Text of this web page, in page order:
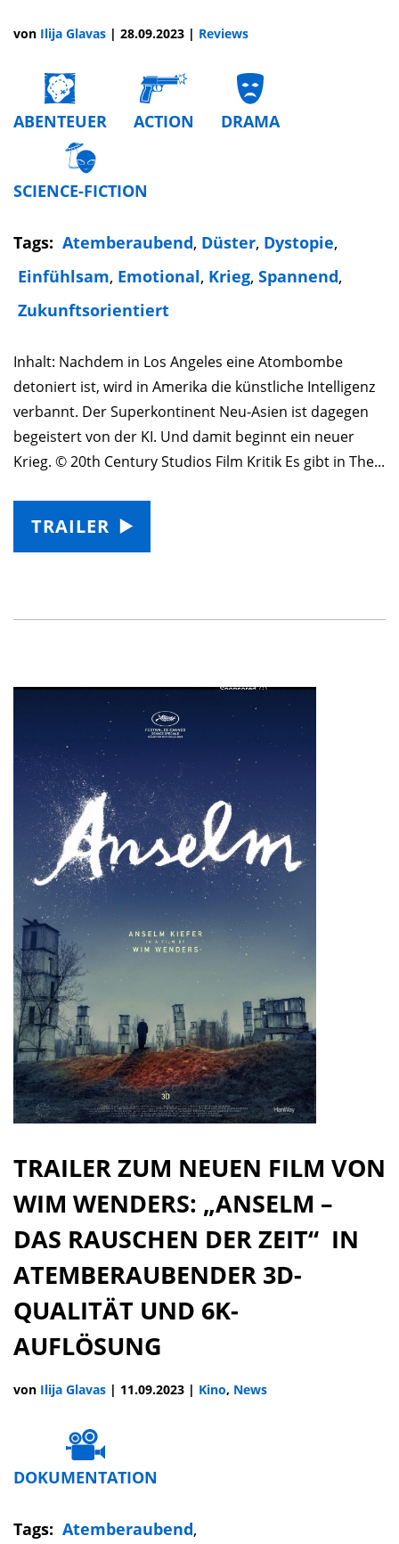
von Ilija Glavas | 28.09.2023 | Reviews
ABENTEUER ACTION DRAMA
SCIENCE-FICTION
Tags: Atemberaubend, Düster, Dystopie,
Einfühlsam, Emotional, Krieg, Spannend,
Zukunftsorientiert
Inhalt: Nachdem in Los Angeles eine Atombombe
detoniert ist, wird in Amerika die künstliche Intelligenz
verbannt. Der Superkontinent Neu-Asien ist dagegen
begeistert von der KI. Und damit beginnt ein neuer
Krieg. © 20th Century Studios Film Kritik Es gibt in The...
TRAILER
TRAILER ZUM NEUEN FILM VON
WIM WENDERS: „ANSELM –
DAS RAUSCHEN DER ZEIT“ IN
ATEMBERAUBENDER 3D-
QUALITÄT UND 6K-
AUFLÖSUNG
von Ilija Glavas | 11.09.2023 | Kino, News
DOKUMENTATION
Tags: Atemberaubend,